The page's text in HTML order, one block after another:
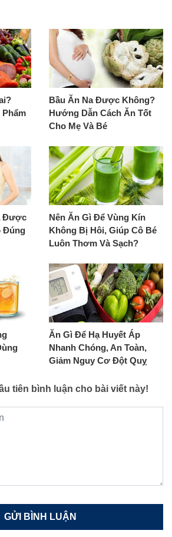
Bầu Ăn Na Được Không?
Hướng Dẫn Cách Ăn Tốt
Cho Mẹ Và Bé
Được
Đúng
Nên Ăn Gì Để Vùng Kín
Không Bị Hôi, Giúp Cô Bé
Luôn Thơm Và Sạch?
Ăn Gì Để Hạ Huyết Áp
Nhanh Chóng, An Toàn,
Giảm Nguy Cơ Đột Quỵ
tiên bình luận cho bài viết này!